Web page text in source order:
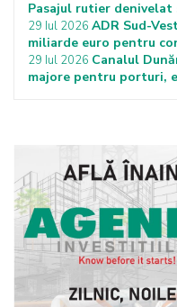
Pasajul rutier denivelat
29 Iul 2026 ADR Sud-
miliarde euro pentru
29 Iul 2026 Canalul
majore pentru porturi,